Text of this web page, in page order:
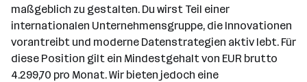
maßgeblich zu gestalten. Du wirst Teil einer
internationalen Unternehmensgruppe, die Innovationen
vorantreibt und moderne Datenstrategien aktiv lebt. Für
diese Position gilt ein Mindestgehalt von EUR brutto
4.299,70 pro Monat. Wir bieten jedoch eine